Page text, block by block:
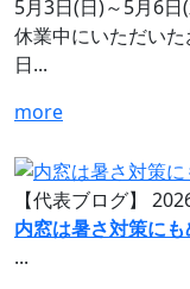
5月3日(日)～5月6日
休業中にいただい
日...
more
【代表ブログ】
内窓は暑さ対策に
...